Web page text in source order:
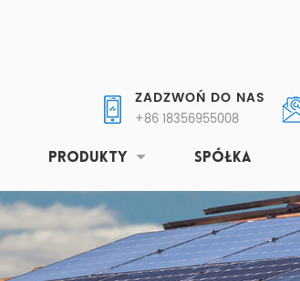
ZADZWOŃ DO NAS
+86 18356955008
PRODUKTY SPÓŁKA